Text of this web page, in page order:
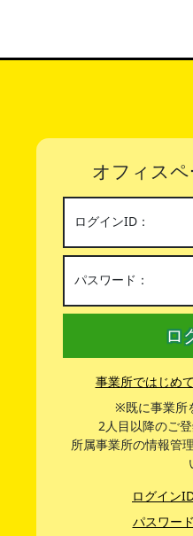
オフィス
ログインID：
パスワード：
ロ
事業所ではじめ
※既に事業所
2人目以降のご登
所属事業所の情報管
ログイン
パスワー